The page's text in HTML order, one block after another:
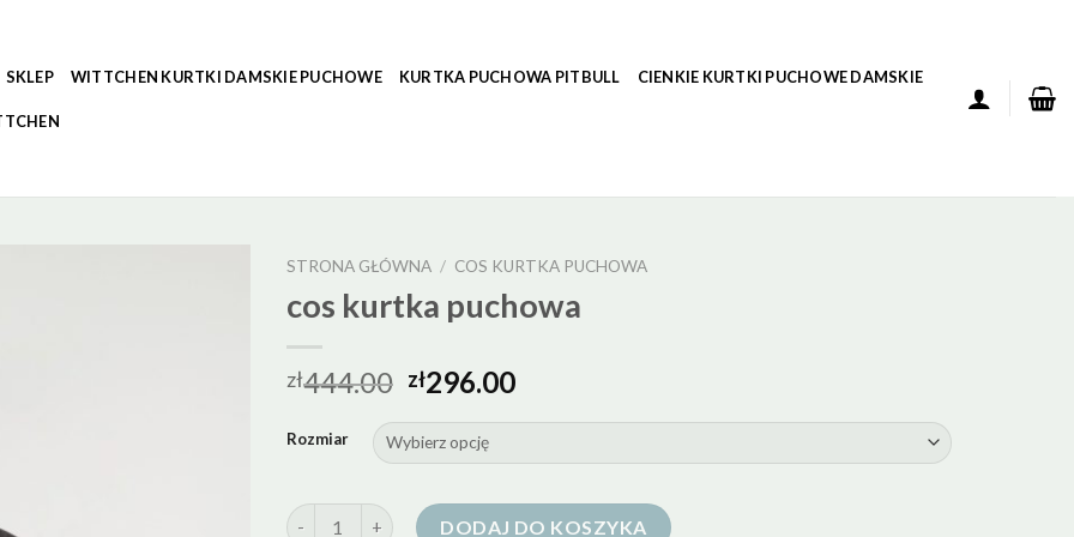
SKLEP WITTCHEN KURTKI DAMSKIE PUCHOWE KURTKA PUCHOWA PITBULL CIENKIE KURTKI PUCHOWE DAMSKIE
STRONA GŁÓWNA / COS KURTKA PUCHOWA
cos kurtka puchowa
zł444.00 zł296.00
Rozmiar
ilość cos kurtka puchowaDODAJ DO KOSZYKA